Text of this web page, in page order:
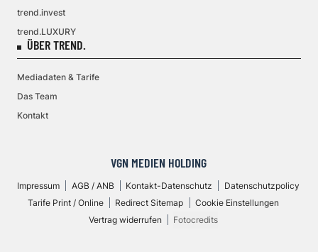
trend.invest
trend.LUXURY
ÜBER TREND.
Mediadaten & Tarife
Das Team
Kontakt
VGN MEDIEN HOLDING
Impressum AGB / ANB Kontakt-Datenschutz
Datenschutzpolicy
Tarife Print / Online
Redirect Sitemap
Cookie Einstellungen
Vertrag widerrufen
Fotocredits